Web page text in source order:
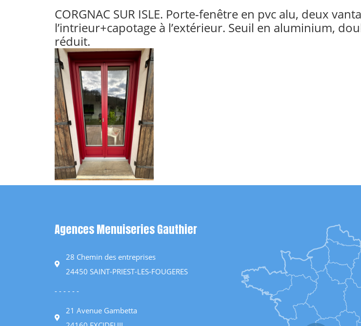
CORGNAC SUR ISLE. Porte-fenêtre en pvc alu, deux
l’intrieur+capotage à l’extérieur. Seuil en aluminium,
réduit.
Agences Menuiseries Gauthier
28 Chemin des entreprises
24450 SAINT-PRIEST-LES-FOUGERES
- - - - - -
21 Avenue Gambetta